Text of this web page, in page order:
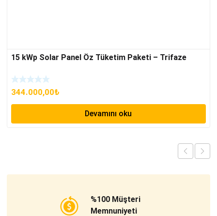
15 kWp Solar Panel Öz Tüketim Paketi – Trifaze
344.000,00₺
Devamını oku
%100 Müşteri
Memnuniyeti